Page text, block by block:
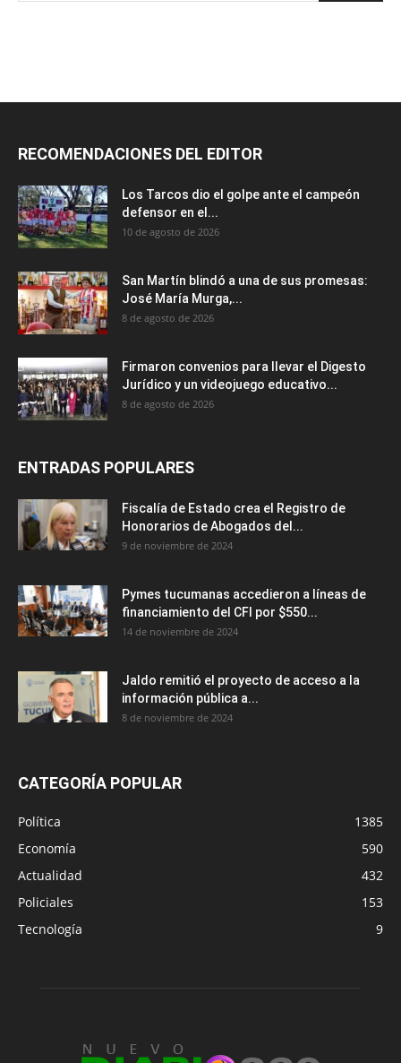
RECOMENDACIONES DEL EDITOR
Los Tarcos dio el golpe ante el campeón
defensor en el...
10 de agosto de 2026
San Martín blindó a una de sus promesas:
José María Murga,...
8 de agosto de 2026
Firmaron convenios para llevar el Digesto
Jurídico y un videojuego educativo...
8 de agosto de 2026
ENTRADAS POPULARES
Fiscalía de Estado crea el Registro de
Honorarios de Abogados del...
9 de noviembre de 2024
Pymes tucumanas accedieron a líneas de
financiamiento del CFI por $550...
14 de noviembre de 2024
Jaldo remitió el proyecto de acceso a la
información pública a...
8 de noviembre de 2024
CATEGORÍA POPULAR
Política
1385
Economía
590
Actualidad
432
Policiales
153
Tecnología
9